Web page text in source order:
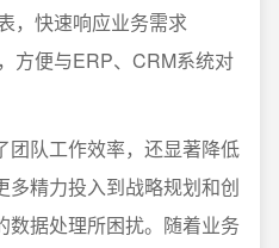
，快速响应业务需求
方便与ERP、CRM系统对
团队工作效率，还显著降低
多精力投入到战略规划和创
数据处理所困扰。随着业务